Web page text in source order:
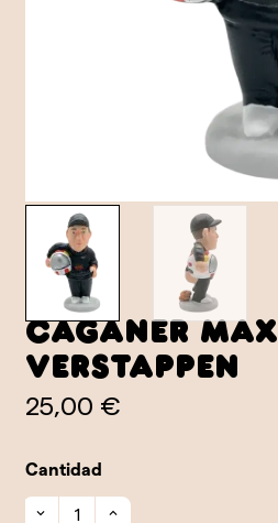
Caganer Max
Verstappen
25,00 €
Cantidad